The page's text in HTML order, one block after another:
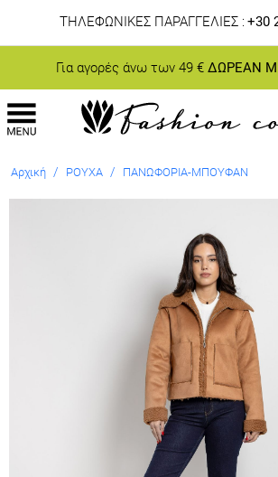
ΤΗΛΕΦΩΝΙΚΕΣ ΠΑΡΑΓΓΕΛΙΕΣ : +30
Για αγορές άνω των 49 €ΔΩΡΕΑΝ
Αρχική / ΡΟΥΧΑ / ΠΑΝΩΦΟΡΙΑ-ΜΠΟΥΦΑΝ